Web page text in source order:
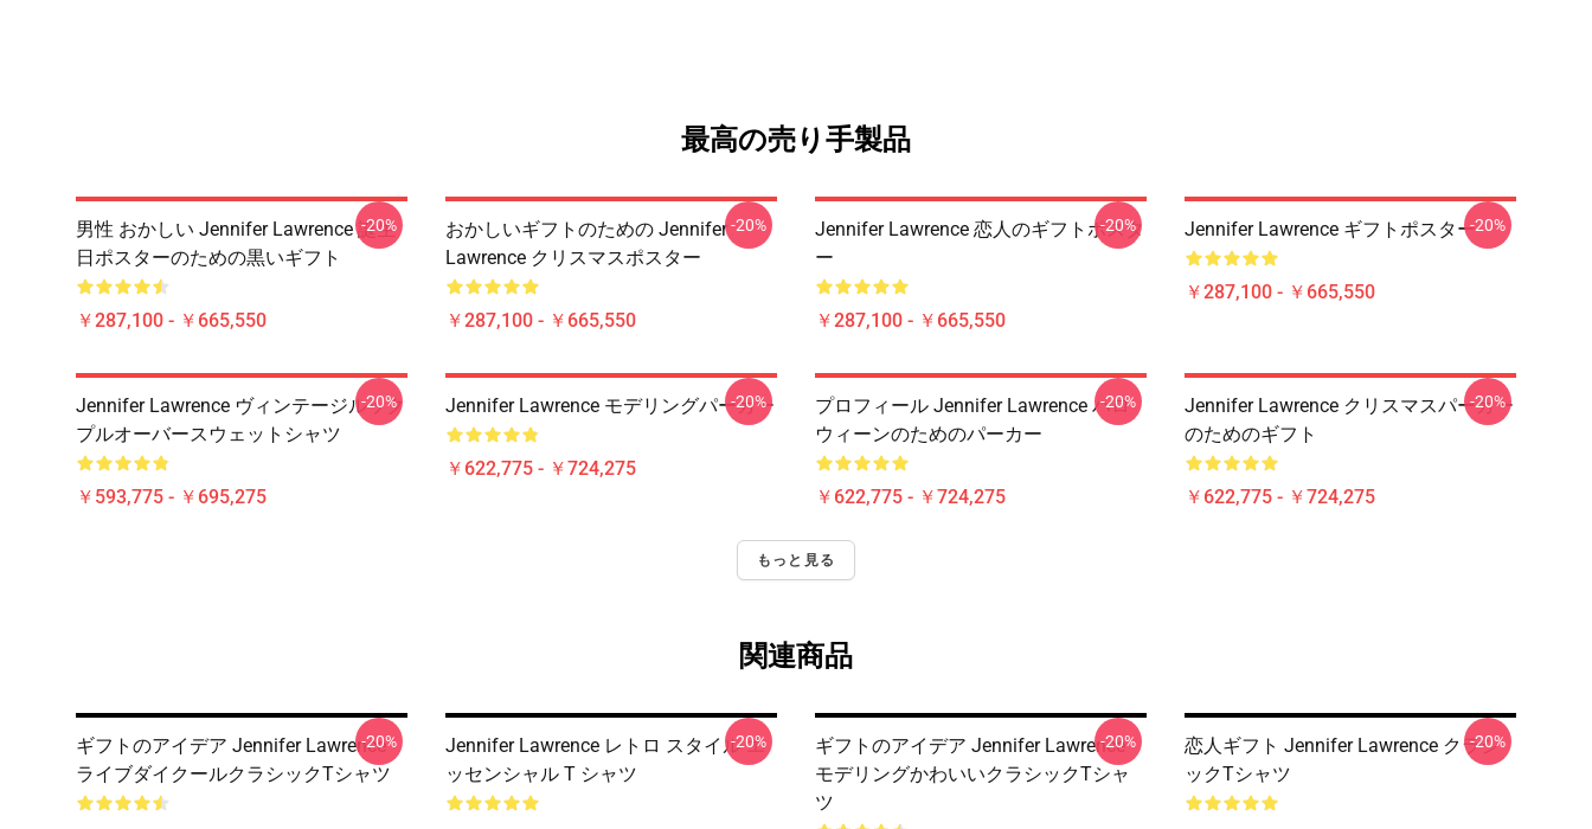
最高の売り手製品
男性 おかしい Jennifer Lawrence 誕生
日ポスターのための黒いギフト
￥287,100 - ￥665,550
-20%
おかしいギフトのための Jennifer
Lawrence クリスマスポスター
￥287,100 - ￥665,550
-20%
Jennifer Lawrence 恋人のギフトポスタ
ー
￥287,100 - ￥665,550
-20% Jennifer Lawrence ギフトポスター
￥287,100 - ￥665,550
-20%
Jennifer Lawrence ヴィンテージルック
プルオーバースウェットシャツ
￥593,775 - ￥695,275
-20% Jennifer Lawrence モデリングパーカー
￥622,775 - ￥724,275
-20%
プロフィール Jennifer Lawrence ハロ
ウィーンのためのパーカー
￥622,775 - ￥724,275
-20%
Jennifer Lawrence クリスマスパーカー
のためのギフト
￥622,775 - ￥724,275
-20%
もっと見る
関連商品
ギフトのアイデア Jennifer Lawrence
ライブダイクールクラシックTシャツ
-20%
Jennifer Lawrence レトロ スタイル エ
ッセンシャル T シャツ
-20%
ギフトのアイデア Jennifer Lawrence
モデリングかわいいクラシックTシャ
ツ
-20%
恋人ギフト Jennifer Lawrence クラシ
ックTシャツ
-20%